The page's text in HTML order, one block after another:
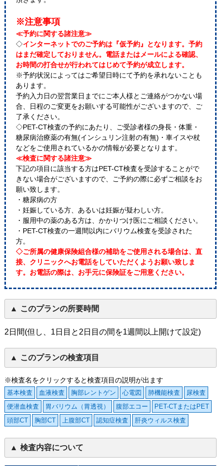
※注意事項
≪予約に関する諸注意≫
◇インターネットでのご予約は『仮予約』となります。予約
はまだ確定しておりません。電話またはメールによる確認、
お時間の打合せが行われてはじめて予約が成立します。
※予約状況によってはご希望日時にて予約を承れないことも
あります。
予約入力日の翌営業日までにご本人様とご連絡がつかない場
合、日程のご変更をお願いする可能性がございますので、ご
了承ください。
◇PET-CT検査の予約にあたり、ご受診者様の身長・体重・
糖尿病治療薬の有無(インシュリン注射の有無)・車イスや杖
などをご使用されているかの情報が必要となります。
≪検査に関する諸注意≫
下記の項目に該当する方はPET-CT検査を受診することがで
きない場合がございますので、ご予約の際に必ずご相談をお
願い致します。
・糖尿病の方
・妊娠している方、あるいは妊娠が疑わしい方。
・服用中の薬のある方は、かかりつけ医にご相談ください。
・PET-CT検査の一週間以内にバリウム検査を受診された
方。
◇ご所属の健康保険組合様の補助をご使用される場合は、直
接、クリニックへお電話をしていただくようお願い致しま
す。お電話の際は、お手元に保険証をご用意ください。
このプランの所要時間
2日間(但し、1日目と2日目の間を1週間以上開けて設定)
このプランの検査項目
※検査名をクリックすると検査項目の説明が出ます
基本検査 血液検査 胸部レントゲン 心電図 肺機能検査
尿検査
便潜血検査
胃バリウム（胃透視） 腹部エコー
PET-CTまたはPET
頭部CT
胸部CT 上腹部CT 認知症検査 肝炎ウィルス検査
検査内容について